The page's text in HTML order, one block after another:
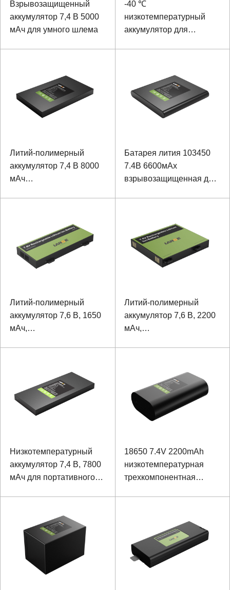
Взрывозащищенный
аккумулятор 7,4 В 5000
мАч для умного шлема
-40 ℃
низкотемпературный
аккумулятор для
Литий-полимерный
аккумулятор 7,4 В 8000
мАч
компьютера
Батарея лития 103450
7.4В 6600мАх
взрывозащищенная для
Литий-полимерный
аккумулятор 7,6 В, 1650
мАч,
Литий-полимерный
аккумулятор 7,6 В, 2200
мАч,
Низкотемпературный
аккумулятор 7,4 В, 7800
мАч для портативного
18650 7.4V 2200mAh
низкотемпературная
трехкомпонентная
электросети